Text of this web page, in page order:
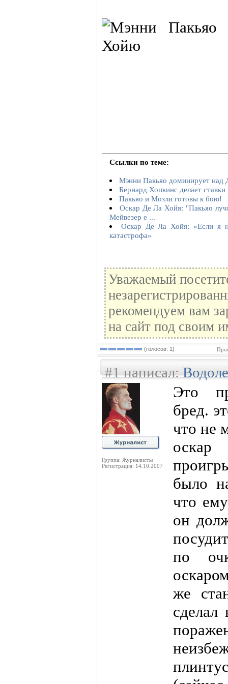
Ссылки по теме:
Мэнни Пакьяо доминирует над
Бернард Хопкинс делает
Пакьяо и Мозли готовы к бою!
Оскар Де Ла Хойя: "Пакьяо
Мейвезер е ...
Оскар Де Ла Хойя: «Если я
катастрофа»
Уважаемый
рекомендуем вам
на сайт под своим
(голосов: 1)
#1 написал:
Группа: Журналисты
Регистрация: 14.10.2007
Это
бред.
что не
было
что
он
по
же
сделал